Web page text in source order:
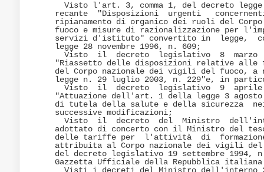
Visto l'art. 3, comma 1, del decreto
recante  "Disposizioni  urgenti
ripianamento di organico dei ruoli del
fuoco e misure di razionalizzazione per
servizi d'istituto" convertito in  legge,
legge 28 novembre 1996, n. 609;
Visto  il  decreto  legislativo  8  marzo
"Riassetto delle disposizioni relative
del Corpo nazionale dei vigili del fuoco,
legge n. 29 luglio 2003, n. 229"e, in
Visto  il  decreto  legislativo  9
"Attuazione dell'art. 1 della legge 3
di tutela della salute e della sicurezza
successive modificazioni;
Visto  il  decreto  del  Ministro
adottato di concerto con il Ministro del
delle tariffe per  l'attività  di  formazione
attribuita al Corpo nazionale dei vigili
del decreto legislativo 19 settembre 1994,
Gazzetta Ufficiale della Repubblica italiana